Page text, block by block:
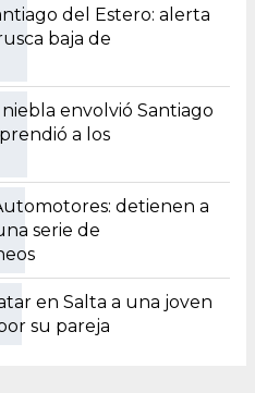
del Estero: alerta
baja de
envolvió Santiago
a los
detienen a
serie de
en Salta a una joven
su pareja